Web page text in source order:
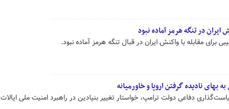
در تنگه هرمز آماده نبود
برای مقابله با واکنش ایران در قبال تنگه هرمز آماده نبود.
بهای نادیده‌ گرفتن اروپا و خاورمیانه
دفاعی دولت ترامپ، خواستار تغییر بنیادین در راهبرد امنیت ملی ایالات